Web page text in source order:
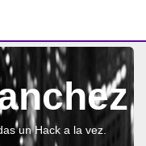
un Hack a la vez.